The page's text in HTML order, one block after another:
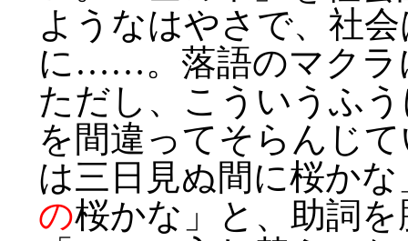
ようなはやさで、社
に……。落語のマクラ
ただし、こういうふ
を間違ってそらんじ
は三日見ぬ間に桜か
の桜かな」と、助詞